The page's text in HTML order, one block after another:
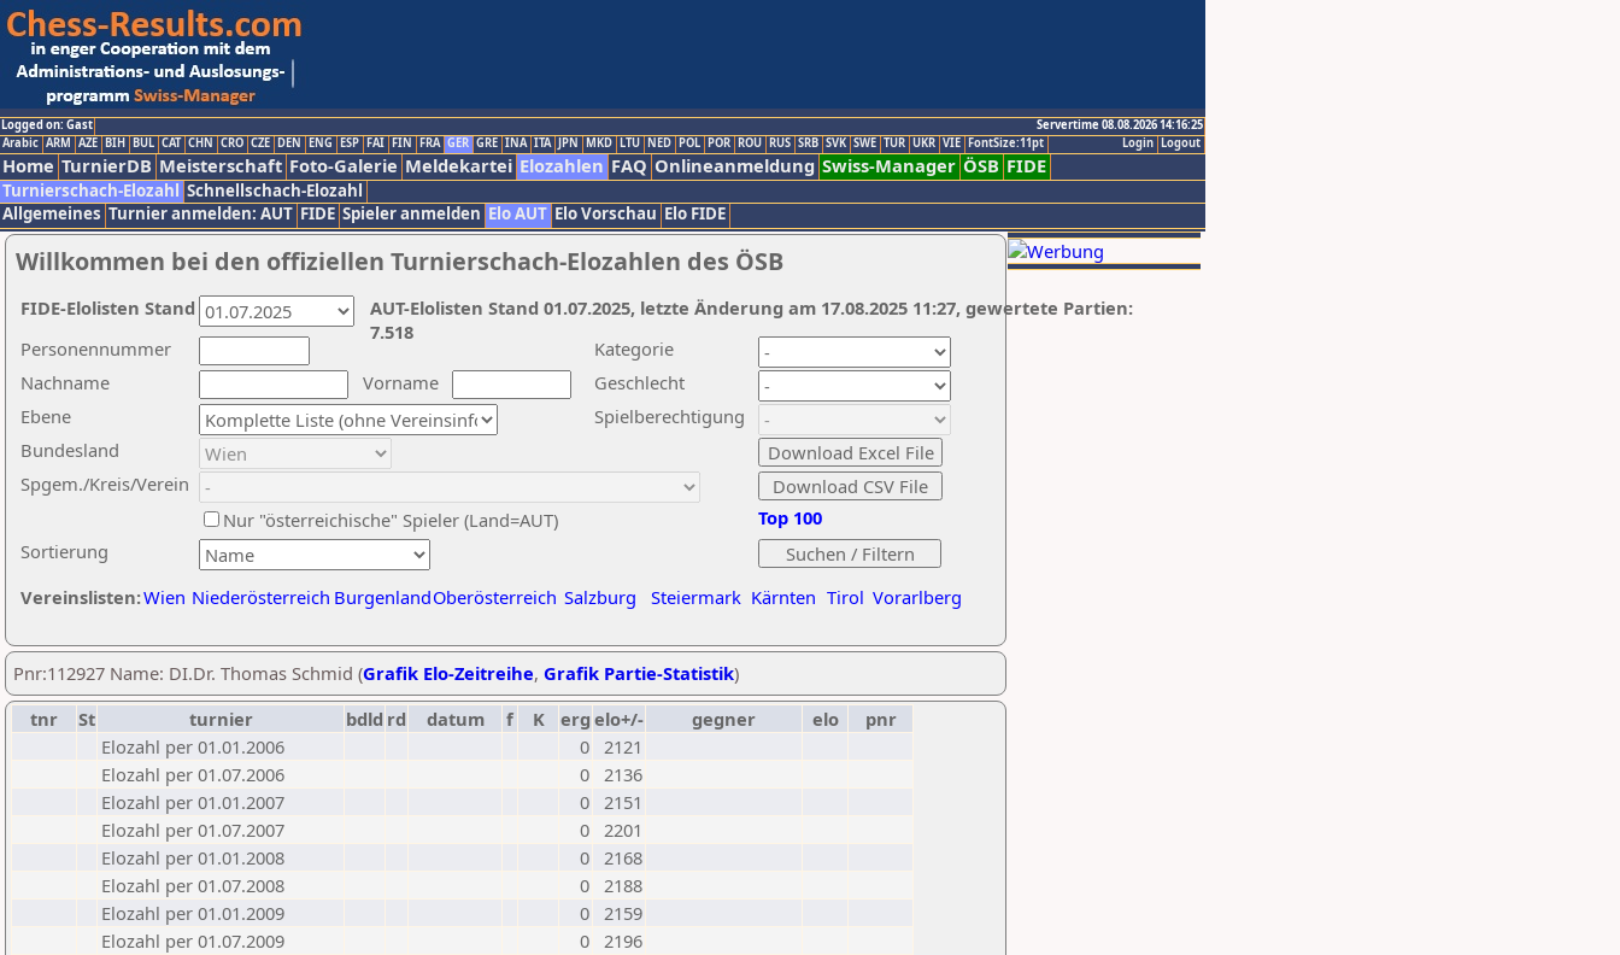
Logged on: Gast
Servertime 08.08.2026 14:16:25
Logout
Login
Arabic ARM AZE BIH BUL CAT CHN CRO CZE DEN ENG ESP FAI FIN FRA GER GRE INA ITA JPN MKD LTU NED POL POR ROU RUS SRB SVK SWE TUR UKR VIE FontSize:11pt
Home TurnierDB Meisterschaft Foto-Galerie Meldekartei Elozahlen FAQ Onlineanmeldung Swiss-Manager ÖSB FIDE
Turnierschach-Elozahl Schnellschach-Elozahl
Allgemeines Turnier anmelden: AUT FIDE Spieler anmelden Elo AUT Elo Vorschau Elo FIDE
Willkommen bei den offiziellen Turnierschach-Elozahlen des ÖSB
Nachname
Vorname
Ebene
Kategorie
Sortierung
Personennummer
Bundesland
Spgem./Kreis/Verein
Geschlecht
Nur "österreichische" Spieler (Land=AUT)
Spielberechtigung
Vereinslisten:Wien Niederösterreich BurgenlandOberösterreich Salzburg Steiermark Kärnten Tirol Vorarlberg
Top 100
AUT-Elolisten Stand 01.07.2025, letzte Änderung am 17.08.2025 11:27, gewertete Partien:
7.518
FIDE-Elolisten Stand
Pnr:112927 Name: DI.Dr. Thomas Schmid (Grafik Elo-Zeitreihe, Grafik Partie-Statistik)
tnr
St turnier bdld rd datum f K erg elo+/- gegner elo
pnr
Elozahl per 01.01.2006
0 2121
Elozahl per 01.07.2006
0 2136
Elozahl per 01.01.2007
0 2151
Elozahl per 01.07.2007
0 2201
Elozahl per 01.01.2008
0 2168
Elozahl per 01.07.2008
0 2188
Elozahl per 01.01.2009
0 2159
Elozahl per 01.07.2009
0 2196